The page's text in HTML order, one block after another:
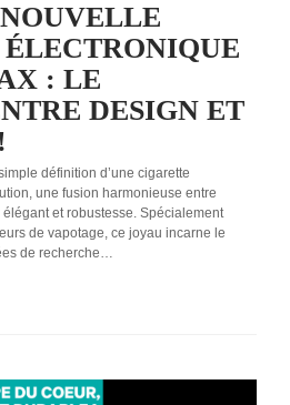
: LE
DESIGN ET
définition d’une cigarette
une fusion harmonieuse entre
et robustesse. Spécialement
de vapotage, ce joyau incarne le
de recherche…